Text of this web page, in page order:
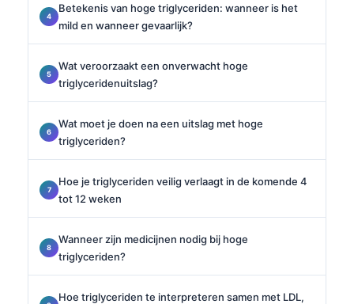
Betekenis van hoge triglyceriden: wanneer is het
mild en wanneer gevaarlijk?
Wat veroorzaakt een onverwacht hoge
triglyceridenuitslag?
Wat moet je doen na een uitslag met hoge
triglyceriden?
Hoe je triglyceriden veilig verlaagt in de komende 4
tot 12 weken
Wanneer zijn medicijnen nodig bij hoge
triglyceriden?
Hoe triglyceriden te interpreteren samen met LDL,